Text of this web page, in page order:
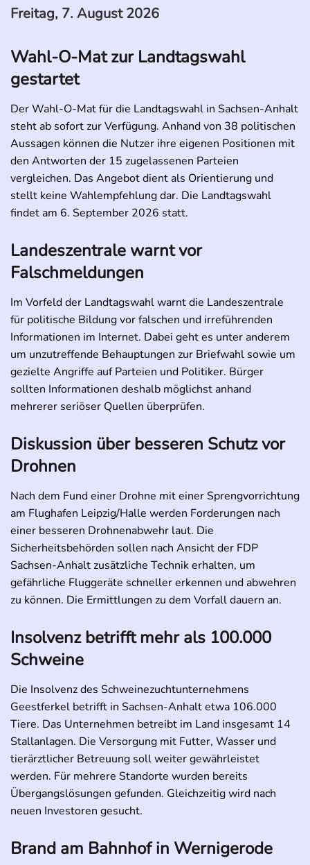
Freitag, 7. August 2026
Wahl-O-Mat zur Landtagswahl
gestartet
Der Wahl-O-Mat für die Landtagswahl in Sachsen-Anhalt
steht ab sofort zur Verfügung. Anhand von 38 politischen
Aussagen können die Nutzer ihre eigenen Positionen mit
den Antworten der 15 zugelassenen Parteien
vergleichen. Das Angebot dient als Orientierung und
stellt keine Wahlempfehlung dar. Die Landtagswahl
findet am 6. September 2026 statt.
Landeszentrale warnt vor
Falschmeldungen
Im Vorfeld der Landtagswahl warnt die Landeszentrale
für politische Bildung vor falschen und irreführenden
Informationen im Internet. Dabei geht es unter anderem
um unzutreffende Behauptungen zur Briefwahl sowie um
gezielte Angriffe auf Parteien und Politiker. Bürger
sollten Informationen deshalb möglichst anhand
mehrerer seriöser Quellen überprüfen.
Diskussion über besseren Schutz vor
Drohnen
Nach dem Fund einer Drohne mit einer Sprengvorrichtung
am Flughafen Leipzig/Halle werden Forderungen nach
einer besseren Drohnenabwehr laut. Die
Sicherheitsbehörden sollen nach Ansicht der FDP
Sachsen-Anhalt zusätzliche Technik erhalten, um
gefährliche Fluggeräte schneller erkennen und abwehren
zu können. Die Ermittlungen zu dem Vorfall dauern an.
Insolvenz betrifft mehr als 100.000
Schweine
Die Insolvenz des Schweinezuchtunternehmens
Geestferkel betrifft in Sachsen-Anhalt etwa 106.000
Tiere. Das Unternehmen betreibt im Land insgesamt 14
Stallanlagen. Die Versorgung mit Futter, Wasser und
tierärztlicher Betreuung soll weiter gewährleistet
werden. Für mehrere Standorte wurden bereits
Übergangslösungen gefunden. Gleichzeitig wird nach
neuen Investoren gesucht.
Brand am Bahnhof in Wernigerode